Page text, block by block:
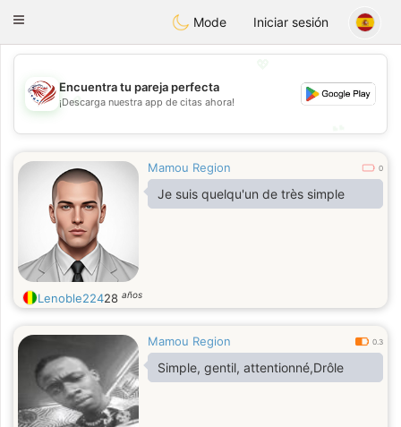
StatesDating
Toggle
Mode Iniciar sesión
💖
💕
Encuentra tu pareja perfecta
¡Descarga nuestra app de citas ahora!
Mamou Region 0
Je suis quelqu'un de très simple
Lenoble22428 años
Mamou Region 0.3
Simple, gentil, attentionné,Drôle